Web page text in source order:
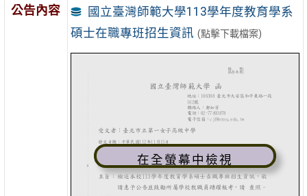
公告內容
國立臺灣師範大學113學年度教育學系
碩士在職專班招生資訊 (點擊下載檔案)
在全螢幕中檢視